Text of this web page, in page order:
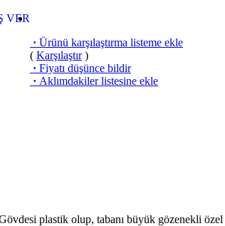
VER
· Ürünü karşılaştırma listeme ekle
( Karşılaştır)
· Fiyatı düşünce bildir
· Aklımdakiler listesine ekle
plastik olup, tabanı büyük gözenekli